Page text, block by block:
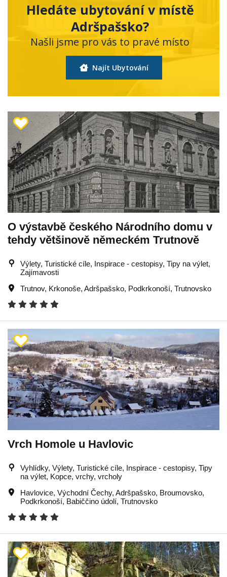
Hledáte ubytování v místě
Adršpašsko?
Našli jsme pro vás to pravé místo
Najít Ubytování
O výstavbě českého Národního domu v
tehdy většinově německém Trutnově
Výlety, Turistické cíle, Inspirace - cestopisy, Tipy na výlet,
Zajímavosti
Trutnov, Krkonoše, Adršpašsko, Podkrkonoší, Trutnovsko
Vrch Homole u Havlovic
Vyhlídky, Výlety, Turistické cíle, Inspirace - cestopisy, Tipy
na výlet, Kopce, vrchy, vrcholy
Havlovice, Východní Čechy, Adršpašsko, Broumovsko,
Podkrkonoší, Babiččino údolí, Trutnovsko